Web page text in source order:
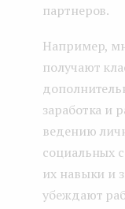
партнеров.
Например,
получают
заработка и
ведению
социальных
их навыки и
убеждают